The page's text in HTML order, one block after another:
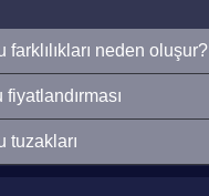
farklılıkları neden oluşur?
tuzakları